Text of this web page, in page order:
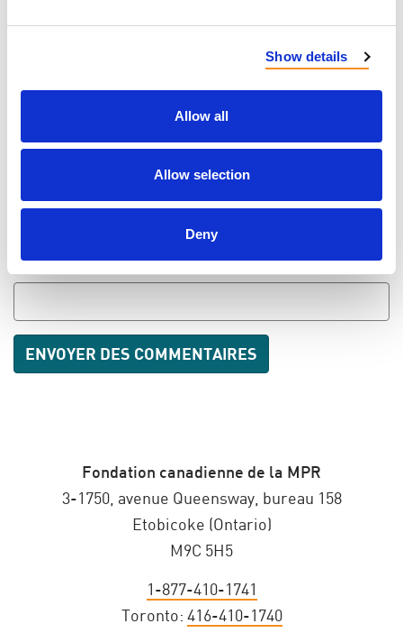
Show details
Allow all
Allow selection
Deny
COURRIEL
ENVOYER LES NOUVELLES PAR COURRIEL
Fondation canadienne de la MPR
3-1750, avenue Queensway, bureau 158
Etobicoke (Ontario)
M9C 5H5
1-877-410-1741
Toronto: 416-410-1740